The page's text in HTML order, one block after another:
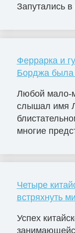
Запутались
Феррарка и
Борджа
Любой мало-
слышал имя
многие
Четыре
встряхнуть
Успех